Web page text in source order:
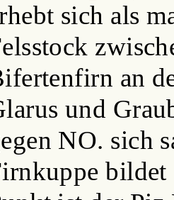
sich als
an
und
NO. sich
bildet